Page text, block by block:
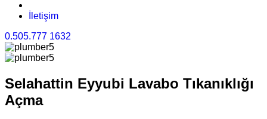
İletişim
0.505.777 1632
Selahattin Eyyubi Lavabo Tıkanıklığı
Açma